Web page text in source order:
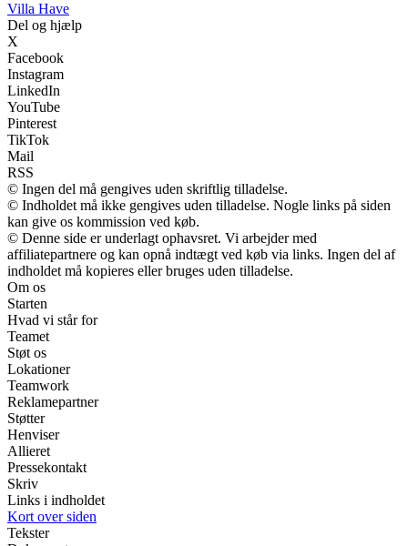
Villa Have
Del og hjælp
X
Facebook
Instagram
LinkedIn
YouTube
Pinterest
TikTok
Mail
RSS
© Ingen del må gengives uden skriftlig tilladelse.
© Indholdet må ikke gengives uden tilladelse. Nogle links på siden
kan give os kommission ved køb.
© Denne side er underlagt ophavsret. Vi arbejder med
affiliatepartnere og kan opnå indtægt ved køb via links. Ingen del af
indholdet må kopieres eller bruges uden tilladelse.
Om os
Starten
Hvad vi står for
Teamet
Støt os
Lokationer
Teamwork
Reklamepartner
Støtter
Henviser
Allieret
Pressekontakt
Skriv
Links i indholdet
Kort over siden
Tekster